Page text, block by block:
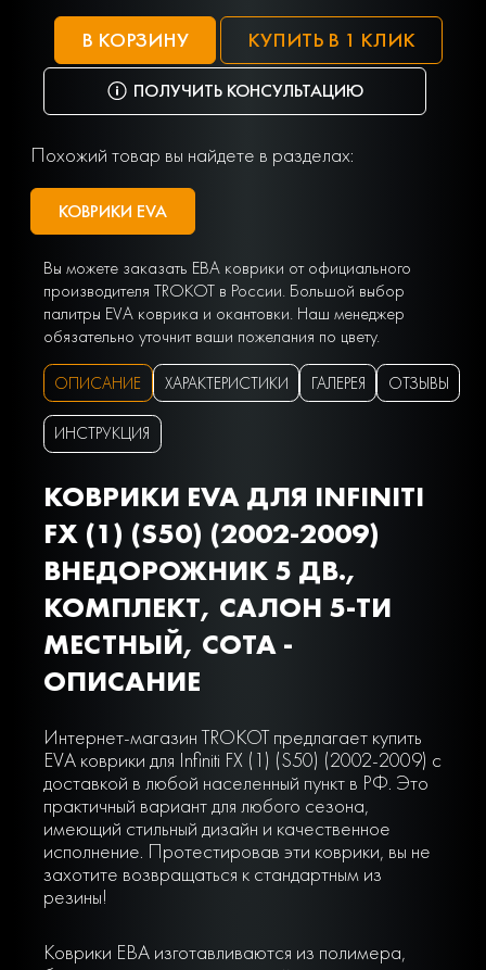
В КОРЗИНУ КУПИТЬ В 1 КЛИК
ПОЛУЧИТЬ КОНСУЛЬТАЦИЮ
Похожий товар вы найдете в разделах:
КОВРИКИ EVA
Вы можете заказать ЕВА коврики от официального
производителя TROKOT в России. Большой выбор
палитры EVA коврика и окантовки. Наш менеджер
обязательно уточнит ваши пожелания по цвету.
ОПИСАНИЕ ХАРАКТЕРИСТИКИ ГАЛЕРЕЯ ОТЗЫВЫ
ИНСТРУКЦИЯ
КОВРИКИ EVA ДЛЯ INFINITI
FX (1) (S50) (2002-2009)
ВНЕДОРОЖНИК 5 ДВ.,
КОМПЛЕКТ, САЛОН 5-ТИ
МЕСТНЫЙ, СОТА -
ОПИСАНИЕ
Интернет-магазин TROKOT предлагает купить
EVA коврики для Infiniti FX (1) (S50) (2002-2009) с
доставкой в любой населенный пункт в РФ. Это
практичный вариант для любого сезона,
имеющий стильный дизайн и качественное
исполнение. Протестировав эти коврики, вы не
захотите возвращаться к стандартным из
резины!
Коврики ЕВА изготавливаются из полимера,